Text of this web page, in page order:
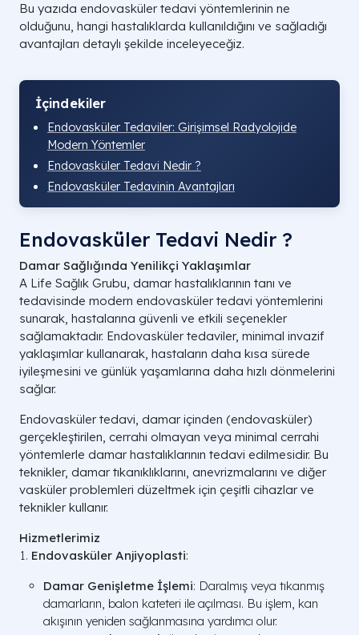
Bu yazıda endovasküler tedavi yöntemlerinin ne
olduğunu, hangi hastalıklarda kullanıldığını ve sağladığı
avantajları detaylı şekilde inceleyeceğiz.
İçindekiler
Endovasküler Tedaviler: Girişimsel Radyolojide
Modern Yöntemler
Endovasküler Tedavi Nedir ?
Endovasküler Tedavinin Avantajları
Endovasküler Tedavi Nedir ?
Damar Sağlığında Yenilikçi Yaklaşımlar
A Life Sağlık Grubu, damar hastalıklarının tanı ve
tedavisinde modern endovasküler tedavi yöntemlerini
sunarak, hastalarına güvenli ve etkili seçenekler
sağlamaktadır. Endovasküler tedaviler, minimal invazif
yaklaşımlar kullanarak, hastaların daha kısa sürede
iyileşmesini ve günlük yaşamlarına daha hızlı dönmelerini
sağlar.
Endovasküler tedavi, damar içinden (endovasküler)
gerçekleştirilen, cerrahi olmayan veya minimal cerrahi
yöntemlerle damar hastalıklarının tedavi edilmesidir. Bu
teknikler, damar tıkanıklıklarını, anevrizmalarını ve diğer
vasküler problemleri düzeltmek için çeşitli cihazlar ve
teknikler kullanır.
Hizmetlerimiz
Endovasküler Anjiyoplasti:
Damar Genişletme İşlemi: Daralmış veya tıkanmış
damarların, balon kateteri ile açılması. Bu işlem, kan
akışının yeniden sağlanmasına yardımcı olur.